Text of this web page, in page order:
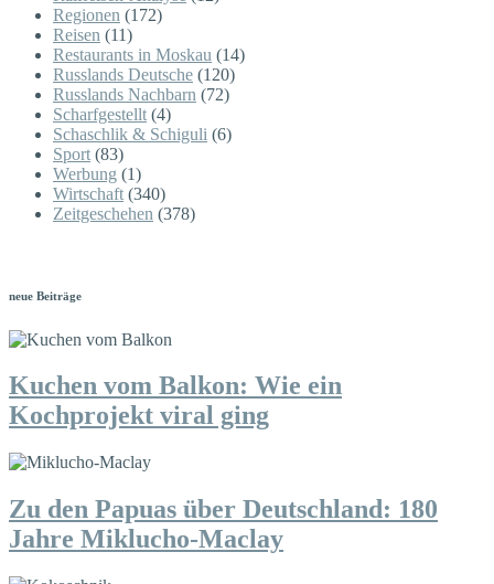
Regionen (172)
Reisen (11)
Restaurants in Moskau (14)
Russlands Deutsche (120)
Russlands Nachbarn (72)
Scharfgestellt (4)
Schaschlik & Schiguli (6)
Sport (83)
Werbung (1)
Wirtschaft (340)
Zeitgeschehen (378)
neue Beiträge
Kuchen vom Balkon: Wie ein
Kochprojekt viral ging
Zu den Papuas über Deutschland: 180
Jahre Miklucho-Maclay